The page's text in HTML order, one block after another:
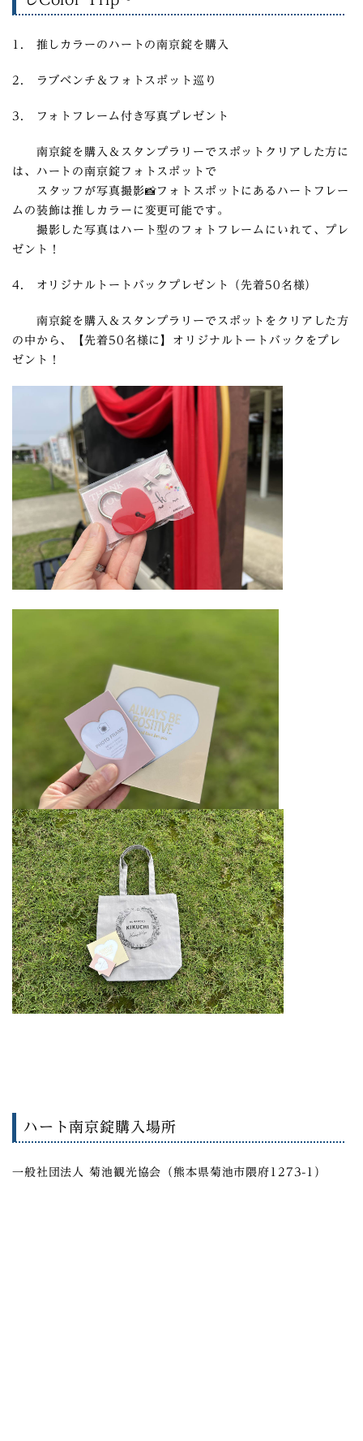
1. 推しカラーのハートの南京錠を購入
2. ラブベンチ＆フォトスポット巡り
3. フォトフレーム付き写真プレゼント
南京錠を購入＆スタンプラリーでスポットクリアした方に
は、ハートの南京錠フォトスポットで
スタッフが写真撮影📸フォトスポットにあるハートフレー
ムの装飾は推しカラーに変更可能です。
撮影した写真はハート型のフォトフレームにいれて、プレ
ゼント！
4. オリジナルトートバックプレゼント（先着50名様）
南京錠を購入＆スタンプラリーでスポットをクリアした方
の中から、【先着50名様に】オリジナルトートバックをプレ
ゼント！
ハート南京錠購入場所
一般社団法人 菊池観光協会（熊本県菊池市隈府1273-1）